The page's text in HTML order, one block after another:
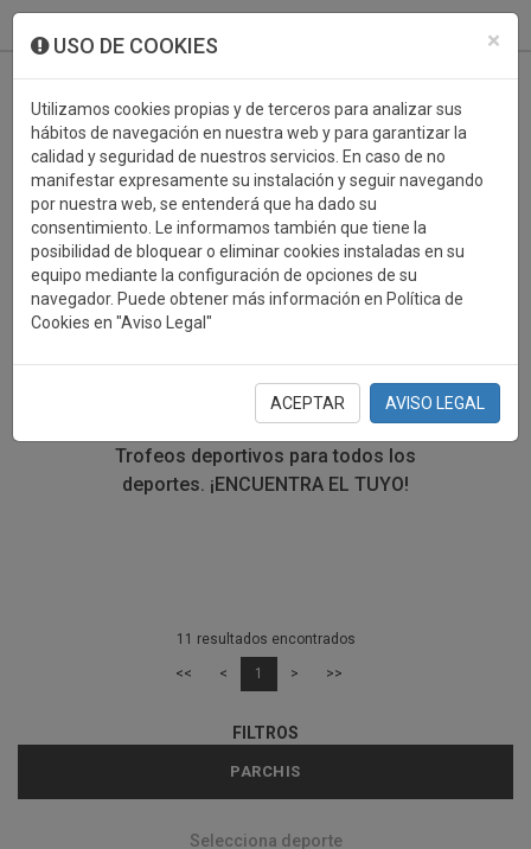
×
USO DE COOKIES
Utilizamos cookies propias y de terceros para analizar sus
hábitos de navegación en nuestra web y para garantizar la
calidad y seguridad de nuestros servicios. En caso de no
manifestar expresamente su instalación y seguir navegando
por nuestra web, se entenderá que ha dado su
consentimiento. Le informamos también que tiene la
posibilidad de bloquear o eliminar cookies instaladas en su
equipo mediante la configuración de opciones de su
navegador. Puede obtener más información en Política de
Cookies en "Aviso Legal"
ACEPTAR AVISO LEGAL
TROFEOS DEPORTIVOS
PARCHIS
En esta sección encontrarás una gran variedad de
trofeos deportivos. Define tu búsqueda mediante los
filtros por deporte, material y precio del trofeo.
Trofeos deportivos para todos los
deportes. ¡ENCUENTRA EL TUYO!
11 resultados encontrados
<< < 1 > >>
FILTROS
PARCHIS
Selecciona deporte